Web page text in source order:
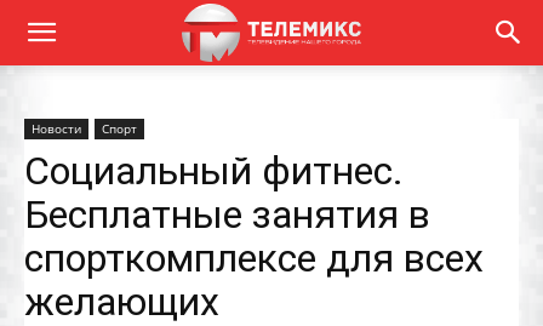
Новости Спорт
Социальный фитнес.
Бесплатные занятия в
спорткомплексе для всех
желающих